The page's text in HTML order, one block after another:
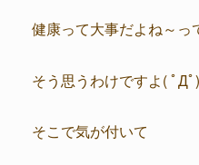
健康って大事だよね～っ
そう思うわけですよ( ﾟДﾟ)
そこで気が付いて